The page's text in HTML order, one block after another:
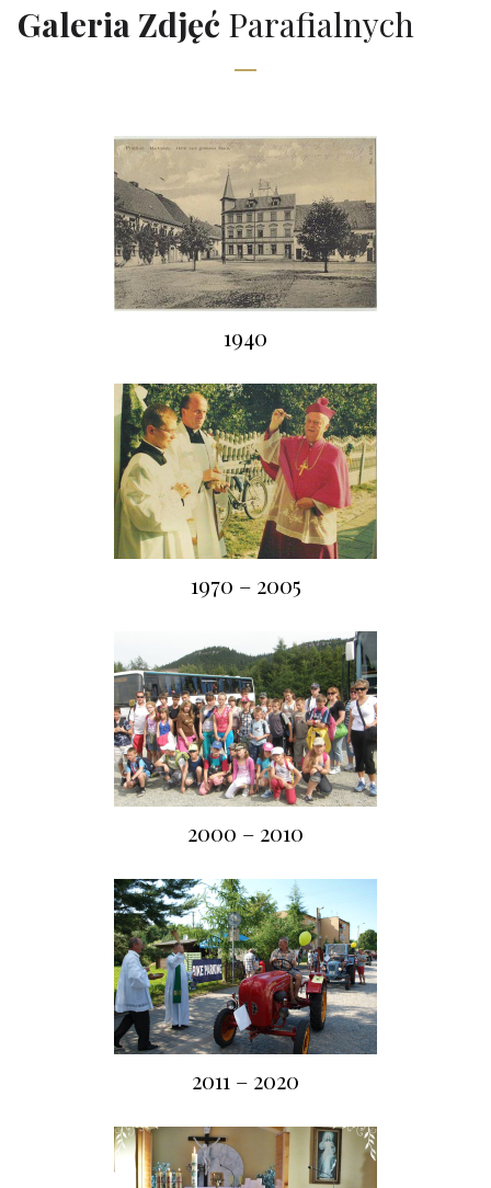
Galeria Zdjęć Parafialnych
1940
1970 – 2005
2000 – 2010
2011 – 2020